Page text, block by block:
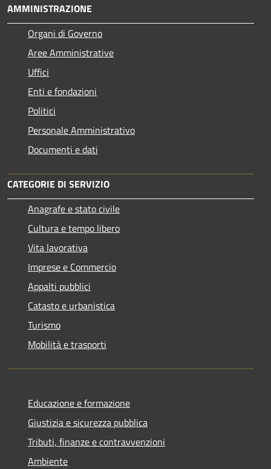
AMMINISTRAZIONE
Organi di Governo
Aree Amministrative
Uffici
Enti e fondazioni
Politici
Personale Amministrativo
Documenti e dati
CATEGORIE DI SERVIZIO
Anagrafe e stato civile
Cultura e tempo libero
Vita lavorativa
Imprese e Commercio
Appalti pubblici
Catasto e urbanistica
Turismo
Mobilità e trasporti
Educazione e formazione
Giustizia e sicurezza pubblica
Tributi, finanze e contravvenzioni
Ambiente